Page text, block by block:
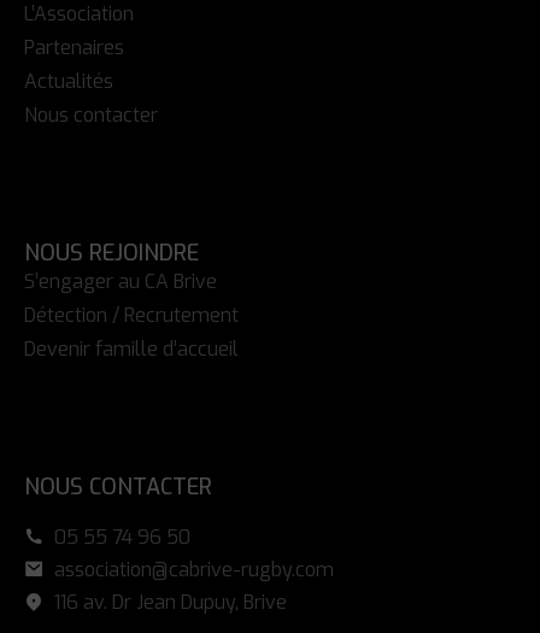
L’Association
Partenaires
Actualités
Nous contacter
NOUS REJOINDRE
S’engager au CA Brive
Détection / Recrutement
Devenir famille d’accueil
NOUS CONTACTER
05 55 74 96 50
association@cabrive-rugby.com
116 av. Dr Jean Dupuy, Brive